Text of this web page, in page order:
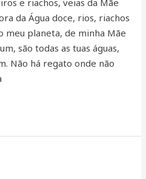
e riachos, veias da Mãe
da Água doce, rios, riachos
meu planeta, de minha Mãe
são todas as tuas águas,
Não há regato onde não